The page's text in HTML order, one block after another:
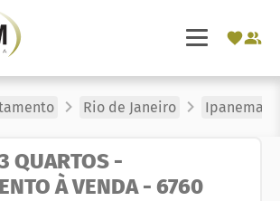
Rio de Janeiro Ipanema
QUARTOS -
À VENDA - 6760